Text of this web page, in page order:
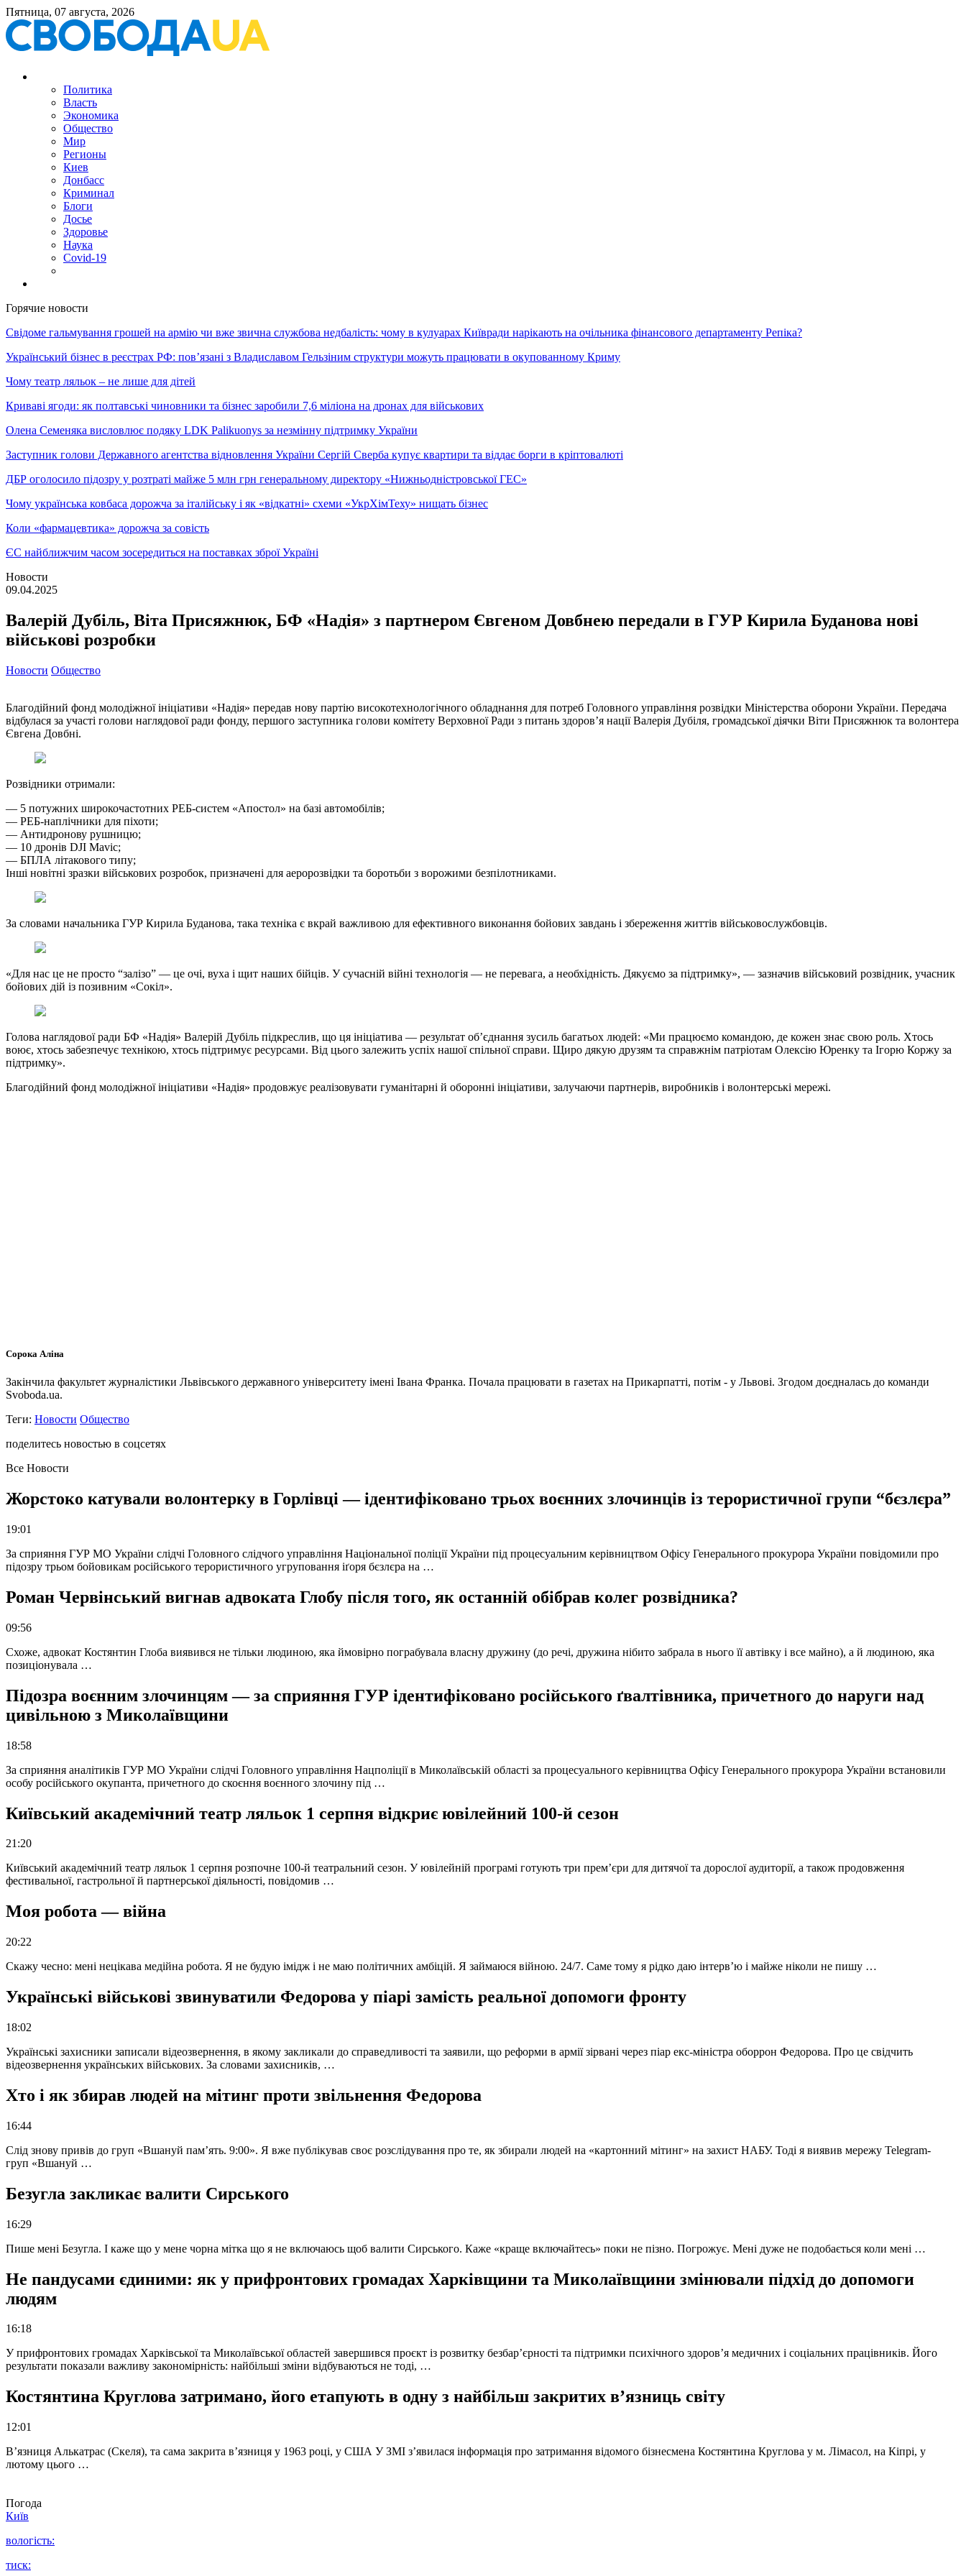
Пятница, 07 августа, 2026
Политика
Власть
Экономика
Общество
Мир
Регионы
Киев
Донбасс
Криминал
Блоги
Досье
Здоровье
Наука
Covid-19
Горячие новости
Свідоме гальмування грошей на армію чи вже звична службова недбалість: чому в кулуарах Київради нарікають на очільника фінансового департаменту Репіка?
Український бізнес в реєстрах РФ: пов’язані з Владиславом Гельзіним структури можуть працювати в окупованному Криму
Чому театр ляльок – не лише для дітей
Криваві ягоди: як полтавські чиновники та бізнес заробили 7,6 міліона на дронах для військових
Олена Семеняка висловлює подяку LDK Palikuonys за незмінну підтримку України
Заступник голови Державного агентства відновлення України Сергій Сверба купує квартири та віддає борги в кріптовалюті
ДБР оголосило підозру у розтраті майже 5 млн грн генеральному директору «Нижньодністровської ГЕС»
Чому українська ковбаса дорожча за італійську і як «відкатні» схеми «УкрХімТеху» нищать бізнес
Коли «фармацевтика» дорожча за совість
ЄС найближчим часом зосередиться на поставках зброї Україні
Новости
09.04.2025
Валерій Дубіль, Віта Присяжнюк, БФ «Надія» з партнером Євгеном Довбнею передали в ГУР Кирила Буданова нові
військові розробки
Новости Общество
Благодійний фонд молодіжної ініціативи «Надія» передав нову партію високотехнологічного обладнання для потреб Головного управління розвідки Міністерства оборони України. Передача
відбулася за участі голови наглядової ради фонду, першого заступника голови комітету Верховної Ради з питань здоров’я нації Валерія Дубіля, громадської діячки Віти Присяжнюк та волонтера
Євгена Довбні.
Розвідники отримали:
— 5 потужних широкочастотних РЕБ-систем «Апостол» на базі автомобілів;
— РЕБ-наплічники для піхоти;
— Антидронову рушницю;
— 10 дронів DJI Mavic;
— БПЛА літакового типу;
Інші новітні зразки військових розробок, призначені для аеророзвідки та боротьби з ворожими безпілотниками.
За словами начальника ГУР Кирила Буданова, така техніка є вкрай важливою для ефективного виконання бойових завдань і збереження життів військовослужбовців.
«Для нас це не просто “залізо” — це очі, вуха і щит наших бійців. У сучасній війні технологія — не перевага, а необхідність. Дякуємо за підтримку», — зазначив військовий розвідник, учасник
бойових дій із позивним «Сокіл».
Голова наглядової ради БФ «Надія» Валерій Дубіль підкреслив, що ця ініціатива — результат об’єднання зусиль багатьох людей: «Ми працюємо командою, де кожен знає свою роль. Хтось
воює, хтось забезпечує технікою, хтось підтримує ресурсами. Від цього залежить успіх нашої спільної справи. Щиро дякую друзям та справжнім патріотам Олексію Юренку та Ігорю Коржу за
підтримку».
Благодійний фонд молодіжної ініціативи «Надія» продовжує реалізовувати гуманітарні й оборонні ініціативи, залучаючи партнерів, виробників і волонтерські мережі.
Сорока Аліна
Закінчила факультет журналістики Львівського державного університету імені Івана Франка. Почала працювати в газетах на Прикарпатті, потім - у Львові. Згодом доєдналась до команди
Svoboda.ua.
Теги: Новости Общество
поделитесь новостью в соцсетях
Все Новости
Жорстоко катували волонтерку в Горлівці — ідентифіковано трьох воєнних злочинців із терористичної групи “бєзлєра”
19:01
За сприяння ГУР МО України слідчі Головного слідчого управління Національної поліції України під процесуальним керівництвом Офісу Генерального прокурора України повідомили про
підозру трьом бойовикам російського терористичного угруповання іґоря бєзлєра на …
Роман Червінський вигнав адвоката Глобу після того, як останній обібрав колег розвідника?
09:56
Схоже, адвокат Костянтин Глоба виявився не тільки людиною, яка ймовірно пограбувала власну дружину (до речі, дружина нібито забрала в нього її автівку і все майно), а й людиною, яка
позиціонувала …
Підозра воєнним злочинцям — за сприяння ГУР ідентифіковано російського ґвалтівника, причетного до наруги над
цивільною з Миколаївщини
18:58
За сприяння аналітиків ГУР МО України слідчі Головного управління Нацполіції в Миколаївській області за процесуального керівництва Офісу Генерального прокурора України встановили
особу російського окупанта, причетного до скоєння воєнного злочину під …
Київський академічний театр ляльок 1 серпня відкриє ювілейний 100-й сезон
21:20
Київський академічний театр ляльок 1 серпня розпочне 100-й театральний сезон. У ювілейній програмі готують три прем’єри для дитячої та дорослої аудиторії, а також продовження
фестивальної, гастрольної й партнерської діяльності, повідомив …
Моя робота — війна
20:22
Скажу чесно: мені нецікава медійна робота. Я не будую імідж і не маю політичних амбіцій. Я займаюся війною. 24/7. Саме тому я рідко даю інтерв’ю і майже ніколи не пишу …
Українські військові звинуватили Федорова у піарі замість реальної допомоги фронту
18:02
Українські захисники записали відеозвернення, в якому закликали до справедливості та заявили, що реформи в армії зірвані через піар екс-міністра оборрон Федорова. Про це свідчить
відеозвернення українських військових. За словами захисників, …
Хто і як збирав людей на мітинг проти звільнення Федорова
16:44
Слід знову привів до груп «Вшануй пам’ять. 9:00». Я вже публікував своє розслідування про те, як збирали людей на «картонний мітинг» на захист НАБУ. Тоді я виявив мережу Telegram-
груп «Вшануй …
Безугла закликає валити Сирського
16:29
Пише мені Безугла. І каже що у мене чорна мітка що я не включаюсь щоб валити Сирського. Каже «краще включайтесь» поки не пізно. Погрожує. Мені дуже не подобається коли мені …
Не пандусами єдиними: як у прифронтових громадах Харківщини та Миколаївщини змінювали підхід до допомоги
людям
16:18
У прифронтових громадах Харківської та Миколаївської областей завершився проєкт із розвитку безбар’єрності та підтримки психічного здоров’я медичних і соціальних працівників. Його
результати показали важливу закономірність: найбільші зміни відбуваються не тоді, …
Костянтина Круглова затримано, його етапують в одну з найбільш закритих в’язниць світу
12:01
В’язниця Алькатрас (Скеля), та сама закрита в’язниця у 1963 році, у США У ЗМІ з’явилася інформація про затримання відомого бізнесмена Костянтина Круглова у м. Лімасол, на Кіпрі, у
лютому цього …
Погода
Київ
вологість:
тиск: